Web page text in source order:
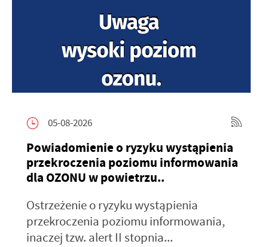
05-08-2026
Powiadomienie o ryzyku wystąpienia
przekroczenia poziomu informowania
dla OZONU w powietrzu..
Ostrzeżenie o ryzyku wystąpienia
przekroczenia poziomu informowania,
inaczej tzw. alert II stopnia...